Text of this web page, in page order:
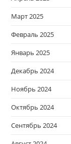
Март 2025
Февраль 2025
Январь 2025
Декабрь 2024
Ноябрь 2024
Октябрь 2024
Сентябрь 2024